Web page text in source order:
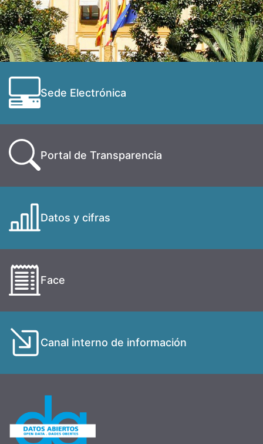
Sede Electrónica
Portal de Transparencia
Datos y cifras
Face
Canal interno de información